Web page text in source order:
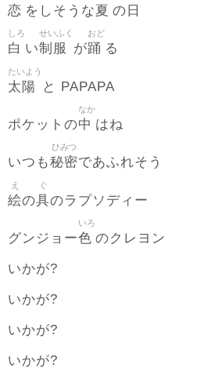
恋 をしそうな夏 の 日
白
しろ
い制服
せいふく
が踊
おど
る
太陽
たいよう
と PAPAPA
ポケットの中
なか
はね
いつも秘密
ひみつ
であふれそう
絵
え
の具
ぐ
のラプソディー
グンジョー色
いろ
のクレヨン
いかが?
いかが?
いかが?
いかが?